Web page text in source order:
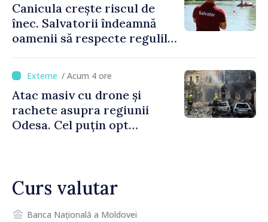
Canicula crește riscul de
înec. Salvatorii îndeamnă
oamenii să respecte regulile
/ Acum 4 ore
Atac masiv cu drone și
rachete asupra regiunii
Odesa. Cel puțin opt
Curs valutar
Banca Națională a Moldovei